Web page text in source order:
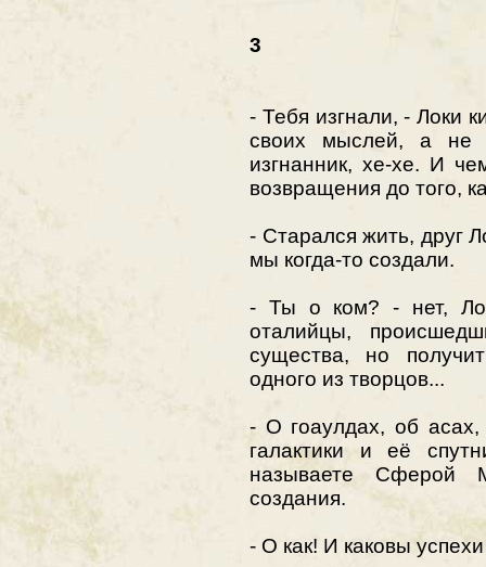
3
- Тебя изгнали, - Локи
своих мыслей, а
изгнанник, хе-хе. И
возвращения до того,
- Старался жить, друг
мы когда-то создали.
- Ты о ком? - нет,
оталийцы,
существа, но
одного из творцов...
- О гоаулдах, об
галактики и её
называете
создания.
- О как! И каковы